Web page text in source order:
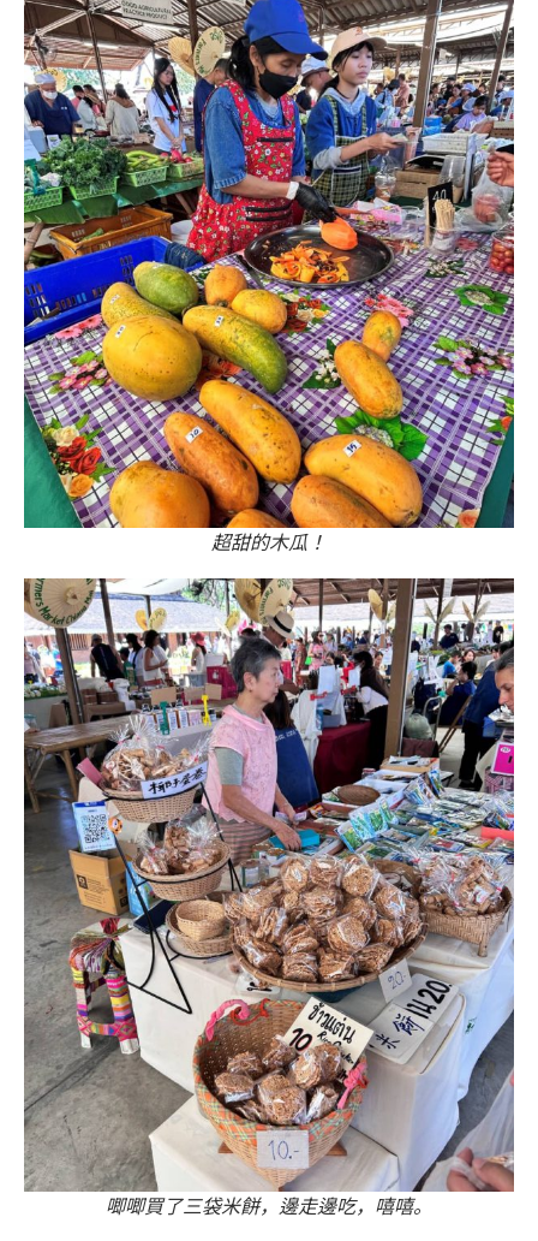
超甜的木瓜！
唧唧買了三袋米餅，邊走邊吃，嘻嘻。